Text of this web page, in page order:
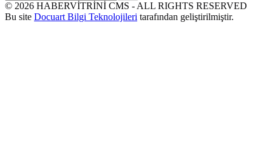
© 2026 HABERVİTRİNİ CMS - ALL RIGHTS RESERVED
Bu site Docuart Bilgi Teknolojileri tarafından geliştirilmiştir.